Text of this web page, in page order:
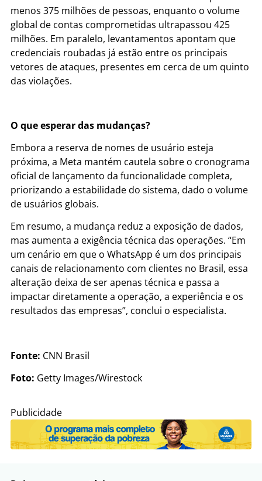
menos 375 milhões de pessoas, enquanto o volume
global de contas comprometidas ultrapassou 425
milhões. Em paralelo, levantamentos apontam que
credenciais roubadas já estão entre os principais
vetores deataques, presentes em cerca de um quinto
das violações.
O que esperar das mudanças?
Embora a reserva de nomes de usuário esteja
próxima, a Meta mantém cautela sobre o cronograma
oficial de lançamento da funcionalidade completa,
priorizando a estabilidade do sistema, dado o volume
de usuários globais.
Em resumo, a mudança reduz a exposição dedados,
mas aumenta a exigência técnica das operações. “Em
um cenário em que o WhatsApp é um dos principais
canais de relacionamento com clientes no Brasil, essa
alteração deixa deser apenas técnica e passa a
impactar diretamente a operação, a experiência e os
resultados das empresas”, conclui o especialista.
Fonte: CNN Brasil
Foto: Getty Images/Wirestock
Publicidade